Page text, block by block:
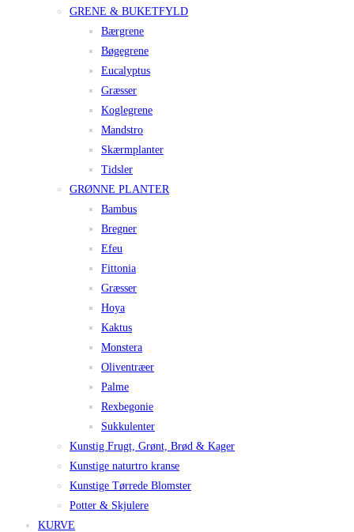
GRENE & BUKETFYLD
Bærgrene
Bøgegrene
Eucalyptus
Græsser
Koglegrene
Mandstro
Skærmplanter
Tidsler
GRØNNE PLANTER
Bambus
Bregner
Efeu
Fittonia
Græsser
Hoya
Kaktus
Monstera
Oliventræer
Palme
Rexbegonie
Sukkulenter
Kunstig Frugt, Grønt, Brød & Kager
Kunstige naturtro kranse
Kunstige Tørrede Blomster
Potter & Skjulere
KURVE